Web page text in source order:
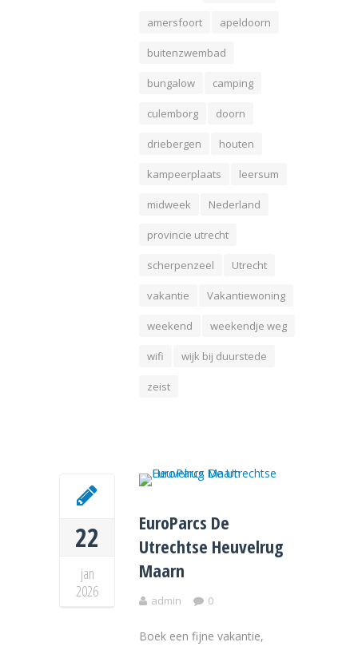
amersfoort apeldoorn
buitenzwembad
bungalow camping
culemborg doorn
driebergen houten
kampeerplaats leersum
midweek Nederland
provincie utrecht
scherpenzeel Utrecht
vakantie Vakantiewoning
weekend weekendje weg
wifi wijk bij duurstede
zeist
22
jan
2026
EuroParcs De
Utrechtse Heuvelrug
Maarn
admin 0
Boek een fijne vakantie,